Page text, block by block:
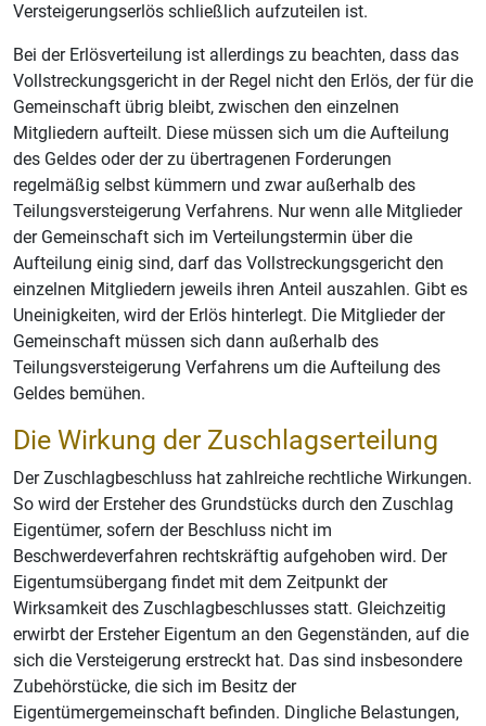
Versteigerungserlös schließlich aufzuteilen ist.
Bei der Erlösverteilung ist allerdings zu beachten, dass das
Vollstreckungsgericht in der Regel nicht den Erlös, der für die
Gemeinschaft übrig bleibt, zwischen den einzelnen
Mitgliedern aufteilt. Diese müssen sich um die Aufteilung
des Geldes oder der zu übertragenen Forderungen
regelmäßig selbst kümmern und zwar außerhalb des
Teilungsversteigerung Verfahrens. Nur wenn alle Mitglieder
der Gemeinschaft sich im Verteilungstermin über die
Aufteilung einig sind, darf das Vollstreckungsgericht den
einzelnen Mitgliedern jeweils ihren Anteil auszahlen. Gibt es
Uneinigkeiten, wird der Erlös hinterlegt. Die Mitglieder der
Gemeinschaft müssen sich dann außerhalb des
Teilungsversteigerung Verfahrens um die Aufteilung des
Geldes bemühen.
Die Wirkung der Zuschlagserteilung
Der Zuschlagbeschluss hat zahlreiche rechtliche Wirkungen.
So wird der Ersteher des Grundstücks durch den Zuschlag
Eigentümer, sofern der Beschluss nicht im
Beschwerdeverfahren rechtskräftig aufgehoben wird. Der
Eigentumsübergang findet mit dem Zeitpunkt der
Wirksamkeit des Zuschlagbeschlusses statt. Gleichzeitig
erwirbt der Ersteher Eigentum an den Gegenständen, auf die
sich die Versteigerung erstreckt hat. Das sind insbesondere
Zubehörstücke, die sich im Besitz der
Eigentümergemeinschaft befinden. Dingliche Belastungen,